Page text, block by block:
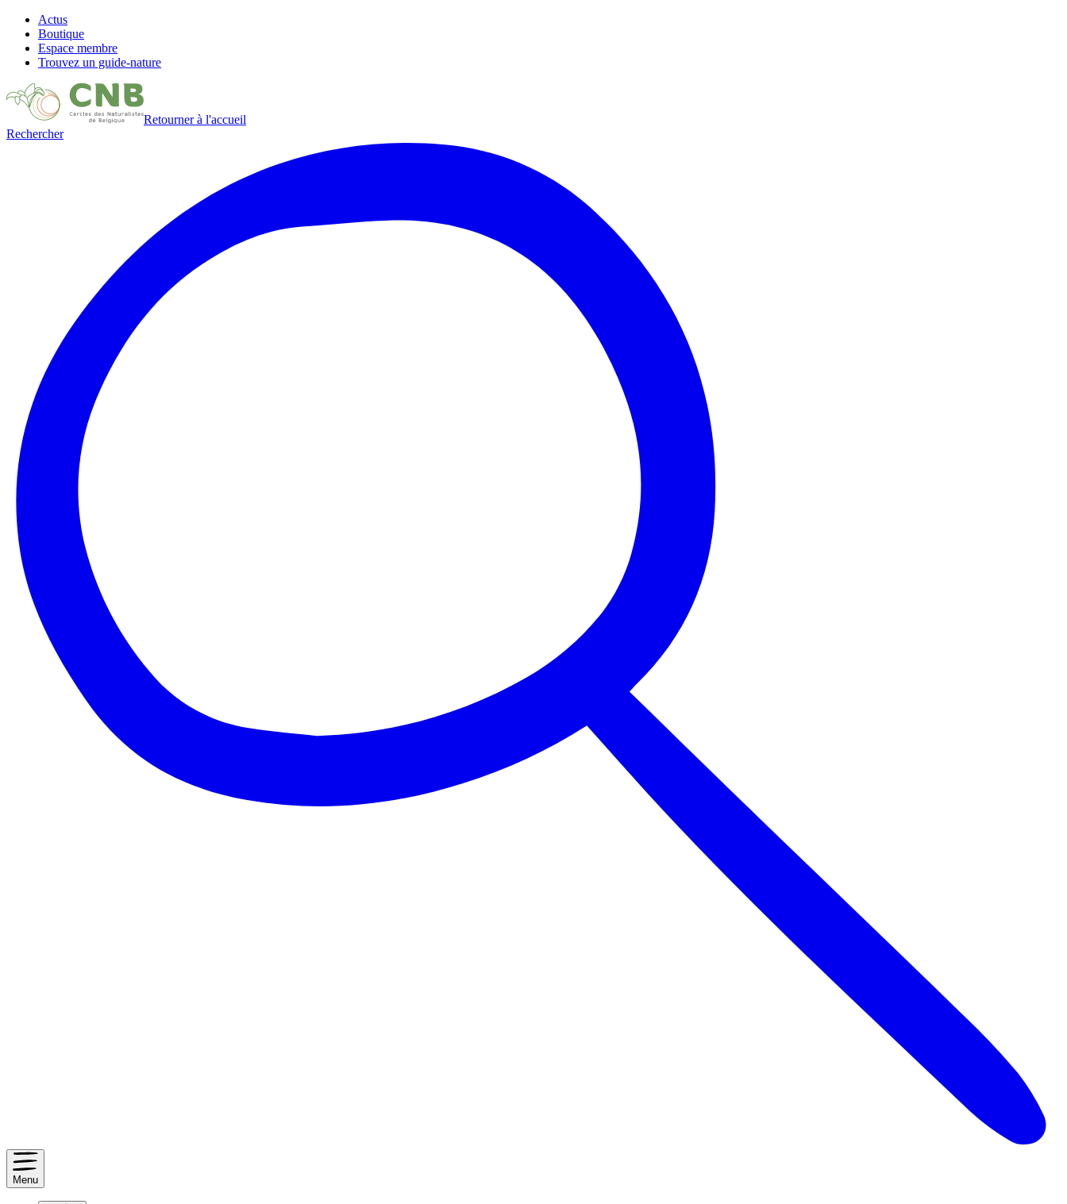
Actus
Boutique
Espace membre
Trouvez un guide-nature
Retourner à l'accueil
Rechercher
Menu